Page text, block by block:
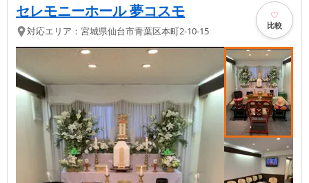
セレモニーホール 夢コスモ
対応エリア： 宮城県仙台市青葉区本町2-10-15 比較